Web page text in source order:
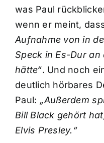
was Paul
wenn er meint,
Aufnahme von in
Speck in Es-Dur
hätte“. Und noch
deutlich hörbares
Paul: „Außerdem
Bill Black gehört
Elvis Presley.“